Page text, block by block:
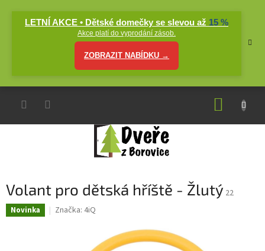
LETNÍ AKCE • Dětské domečky se slevou až 15 %
Akce platí do vyprodání zásob.
ZOBRAZIT NABÍDKU →
Volant pro dětská hříště - Žlutý 22
Novinka Značka: 4iQ